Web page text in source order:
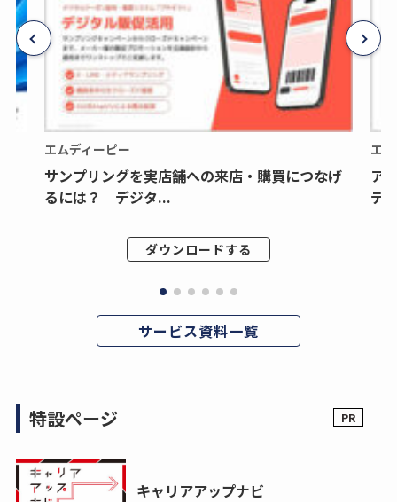
エムディーピー
サンプリングを実店舗への来店・購買につなげ
るには？ デジタ...
ダウンロードする
エ
ア
デ
サービス資料一覧
特設ページ
キャリアアップナビ